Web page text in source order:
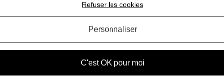
C'est OK pour moi
Refuser les cookies
Personnaliser